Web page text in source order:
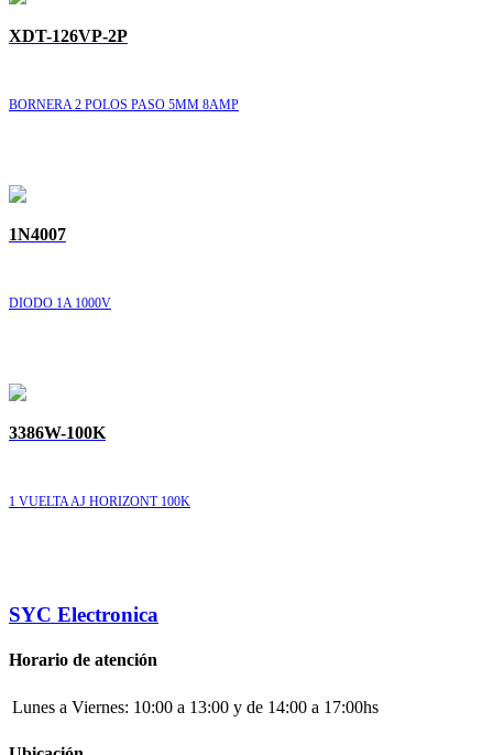
XDT-126VP-2P
BORNERA 2 POLOS PASO 5MM 8AMP
1N4007
DIODO 1A 1000V
3386W-100K
1 VUELTA AJ HORIZONT 100K
SYC Electronica
Horario de atención
Lunes a Viernes: 10:00 a 13:00 y de 14:00 a 17:00hs